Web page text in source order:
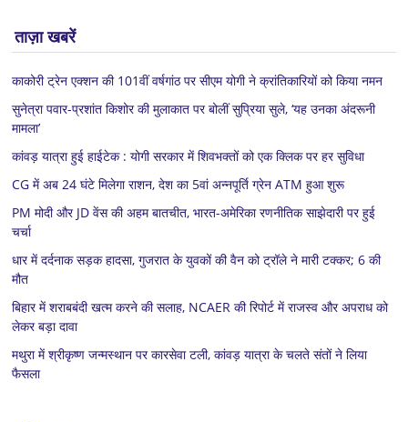
ताज़ा खबरें
काकोरी ट्रेन एक्शन की 101वीं वर्षगांठ पर सीएम योगी ने क्रांतिकारियों को किया नमन
सुनेत्रा पवार-प्रशांत किशोर की मुलाकात पर बोलीं सुप्रिया सुले, ‘यह उनका अंदरूनी
मामला’
कांवड़ यात्रा हुई हाईटेक : योगी सरकार में शिवभक्तों को एक क्लिक पर हर सुविधा
CG में अब 24 घंटे मिलेगा राशन, देश का 5वां अन्नपूर्ति ग्रेन ATM हुआ शुरू
PM मोदी और JD वेंस की अहम बातचीत, भारत-अमेरिका रणनीतिक साझेदारी पर हुई
चर्चा
धार में दर्दनाक सड़क हादसा, गुजरात के युवकों की वैन को ट्रॉले ने मारी टक्कर; 6 की
मौत
बिहार में शराबबंदी खत्म करने की सलाह, NCAER की रिपोर्ट में राजस्व और अपराध को
लेकर बड़ा दावा
मथुरा में श्रीकृष्ण जन्मस्थान पर कारसेवा टली, कांवड़ यात्रा के चलते संतों ने लिया
फैसला